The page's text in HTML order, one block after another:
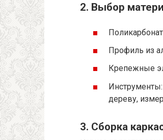
2. Выбор
Профиль из
Крепежные
дереву,
3. Сборка